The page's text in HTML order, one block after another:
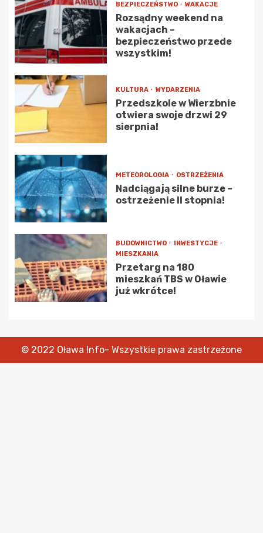
BEZPIECZEŃSTWO WAKACJE
Rozsądny weekend na
wakacjach –
bezpieczeństwo przede
wszystkim!
KULTURA WYDARZENIA
Przedszkole w Wierzbnie
otwiera swoje drzwi 29
sierpnia!
METEOROLOGIA OSTRZEŻENIA
Nadciągają silne burze –
ostrzeżenie II stopnia!
BUDOWNICTWO
INWESTYCJE
MIESZKANIA
Przetarg na 180
mieszkań TBS w Oławie
już wkrótce!
© 2022 Oława Info- Wszystkie prawa zastrzeżone